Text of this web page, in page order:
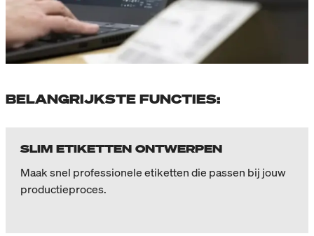
BELANGRIJKSTE FUNCTIES:
SLIM ETIKETTEN ONTWERPEN
Maak snel professionele etiketten die passen bij jouw
productieproces.